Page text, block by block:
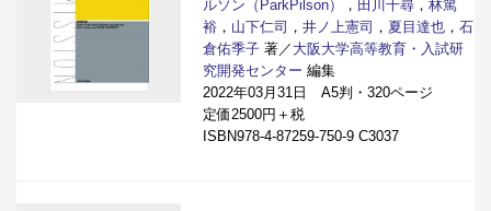
ルソン（ParkPilson）
， 田川千尋 ， 林篤
裕 ， 山下仁司 ， 井ノ上憲司 ， 夏目達也 ， 石
倉佑季子 著／ 大阪大学高等教育・入試研
究開発センター 編集
2022年03月31日 A5判・320ページ
定価2500円＋税
ISBN978-4-87259-750-9 C3037